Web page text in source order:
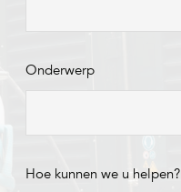
Onderwerp
Hoe kunnen we u helpen?